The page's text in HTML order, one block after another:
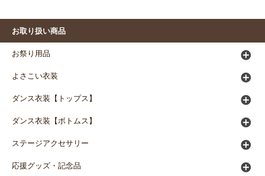
お取り扱い商品
お祭り用品
よさこい衣装
ダンス衣装【トップス】
ダンス衣装【ボトムス】
ステージアクセサリー
応援グッズ・記念品